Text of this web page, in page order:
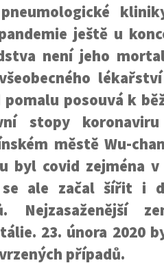
ještě u
není jeho
pomalu posouvá k
stopy
městě Wu-
byl covid zejména
se ale začal šířit i
Nejzasaženější
23. února 2020
případů.